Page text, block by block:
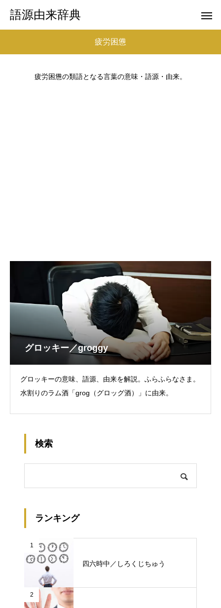
語源由来辞典
疲労困憊
疲労困憊の類語となる言葉の意味・語源・由来。
グロッキー／groggy
グロッキーの意味、語源、由来を解説。ふらふらなさま。
水割りのラム酒「grog（グロッグ酒）」に由来。
検索
ランキング
1
四六時中／しろくじちゅう
2